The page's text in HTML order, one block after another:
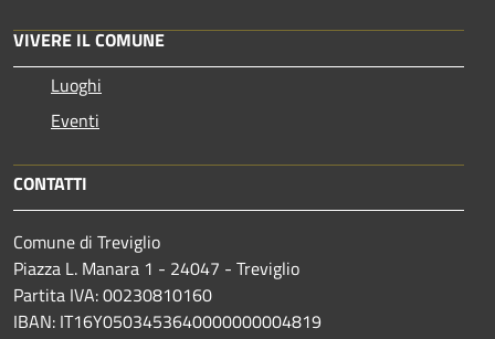
VIVERE IL COMUNE
Luoghi
Eventi
CONTATTI
Comune di Treviglio
Piazza L. Manara 1 - 24047 - Treviglio
Partita IVA: 00230810160
IBAN: IT16Y0503453640000000004819